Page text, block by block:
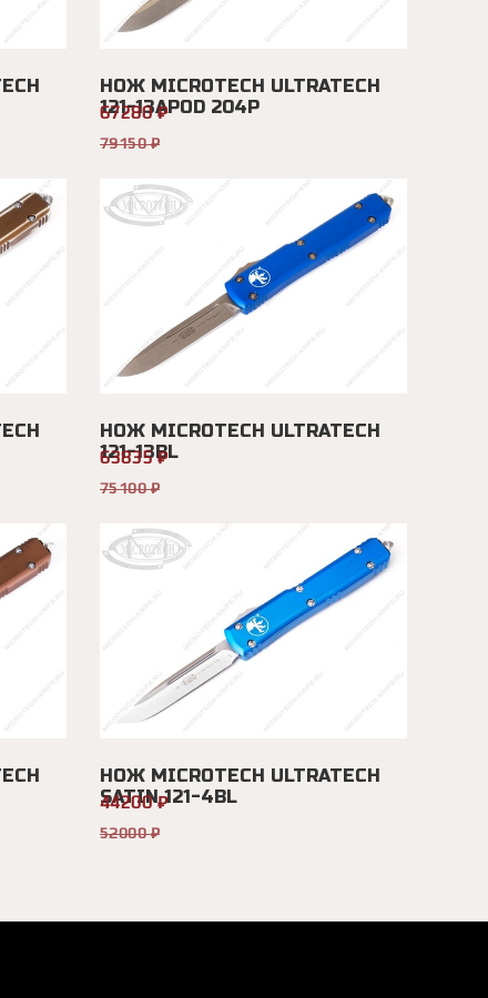
НОЖ MICROTECH ULTRATECH
121-13APOD 204P
67280 ₽
79150 ₽
НОЖ MICROTECH ULTRATECH
121-13BL
63835 ₽
75100 ₽
НОЖ MICROTECH ULTRATECH
SATIN 121-4BL
44200 ₽
52000 ₽